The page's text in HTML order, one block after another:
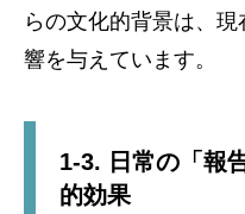
らの文化的背景は、
響を与えています。
1-3. 日常の「報
的効果